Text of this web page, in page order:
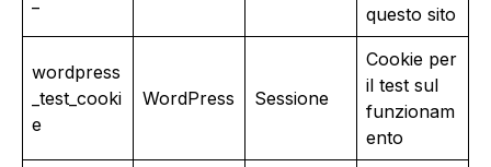
questo sito
wordpress
_test_cooki
e
WordPress Sessione
Cookie per
il test sul
funzionam
ento